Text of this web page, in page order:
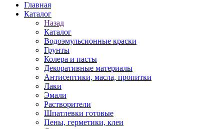
Главная
Каталог
Назад
Каталог
Водоэмульсионные краски
Грунты
Колера и пасты
Декоративные материалы
Антисептики, масла, пропитки
Лаки
Эмали
Растворители
Шпатлевки готовые
Пены, герметики, клеи